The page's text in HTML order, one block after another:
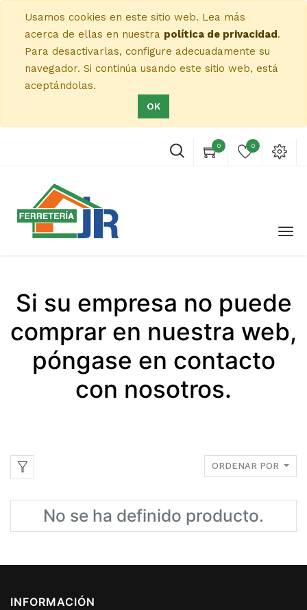
Usamos cookies en este sitio web. Lea más
acerca de ellas en nuestra política de privacidad.
Para desactivarlas, configure adecuadamente su
navegador. Si continúa usando este sitio web, está
aceptándolas.
OK
0 0
Si su empresa no puede
comprar en nuestra web,
póngase en contacto
con nosotros.
ORDENAR POR
No se ha definido producto.
INFORMACIÓN